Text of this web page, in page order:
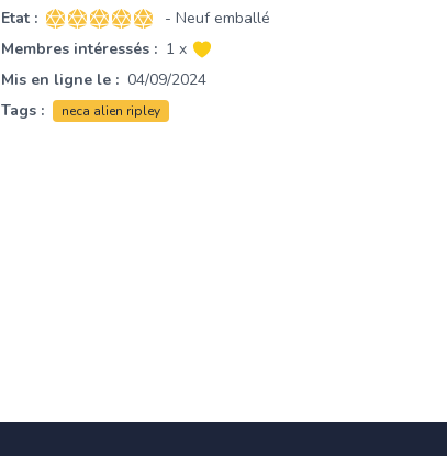
Etat : 5 sur 5 étoiles
- Neuf emballé
Membres intéressés : 1 x
Mis en ligne le : 04/09/2024
Tags :
neca alien ripley